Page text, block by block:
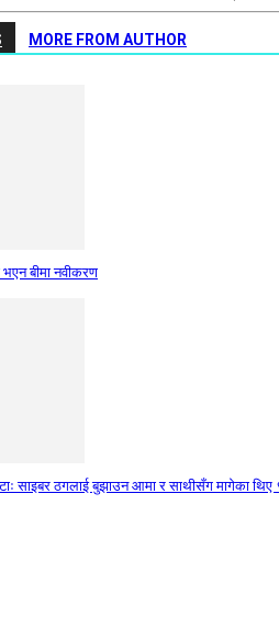
MORE FROM AUTHOR
बीमा नवीकरण
साइबर ठगलाई बुझाउन आमा र साथीसँग मागेका